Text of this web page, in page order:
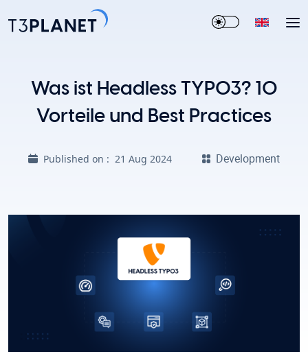
Was ist Headless TYPO3? 10
Vorteile und Best Practices
Published on : 21 Aug 2024 Development